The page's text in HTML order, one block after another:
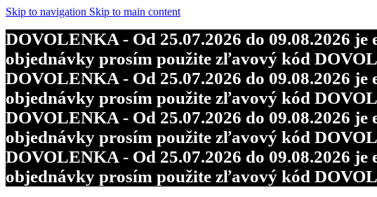
Skip to navigation Skip to main content
objednávky prosím použite zľavový kód
DOVOLENKA - Od 25.07.2026 do 09.08.2026
objednávky prosím použite zľavový kód
DOVOLENKA - Od 25.07.2026 do 09.08.2026
objednávky prosím použite zľavový kód
DOVOLENKA - Od 25.07.2026 do 09.08.2026
objednávky prosím použite zľavový kód
DOVOLENKA - Od 25.07.2026 do 09.08.2026
objednávky prosím použite zľavový kód
DOVOLENKA - Od 25.07.2026 do 09.08.2026
objednávky prosím použite zľavový kód
DOVOLENKA - Od 25.07.2026 do 09.08.2026
objednávky prosím použite zľavový kód